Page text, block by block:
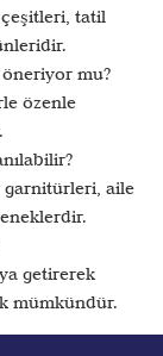
çeşitleri, tatil
mu?
özenle
garnitürleri, aile
getirerek
mümkündür.